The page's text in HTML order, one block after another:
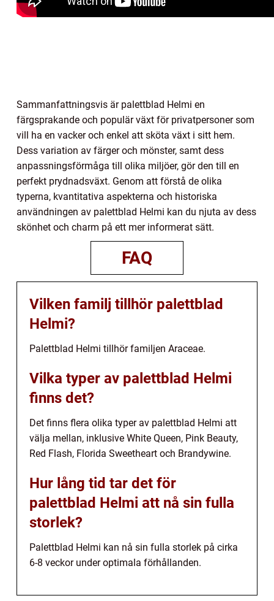
Sammanfattningsvis är palettblad Helmi en
färgsprakande och populär växt för privatpersoner som
vill ha en vacker och enkel att sköta växt i sitt hem.
Dess variation av färger och mönster, samt dess
anpassningsförmåga till olika miljöer, gör den till en
perfekt prydnadsväxt. Genom att förstå de olika
typerna, kvantitativa aspekterna och historiska
användningen av palettblad Helmi kan du njuta av dess
skönhet och charm på ett mer informerat sätt.
FAQ
Vilken familj tillhör palettblad
Helmi?
Palettblad Helmi tillhör familjen Araceae.
Vilka typer av palettblad Helmi
finns det?
Det finns flera olika typer av palettblad Helmi att
välja mellan, inklusive White Queen, Pink Beauty,
Red Flash, Florida Sweetheart och Brandywine.
Hur lång tid tar det för
palettblad Helmi att nå sin fulla
storlek?
Palettblad Helmi kan nå sin fulla storlek på cirka
6-8 veckor under optimala förhållanden.